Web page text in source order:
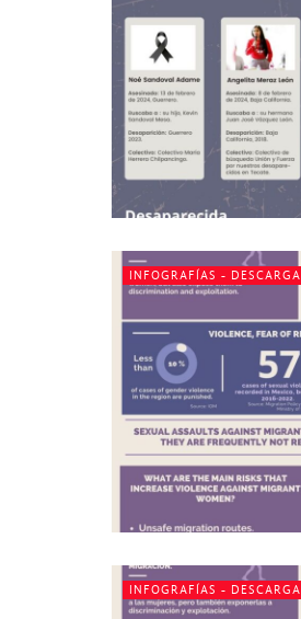
INFOGRAFÍAS - DESCARGA
INFOGRAFÍAS - DESCARGA